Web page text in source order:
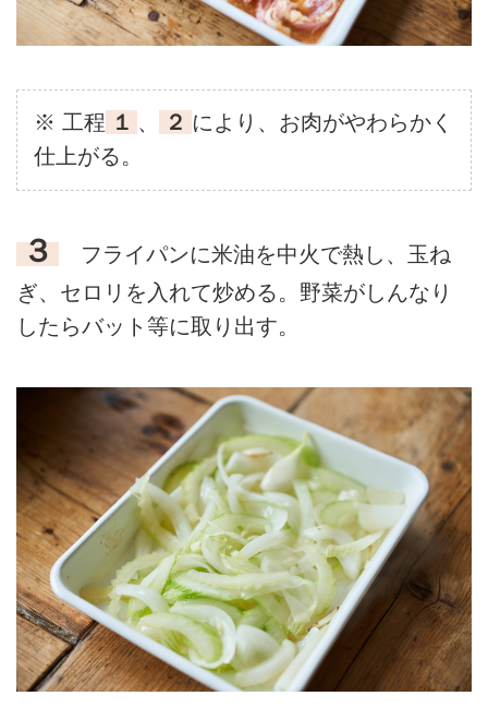
※ 工程 １ 、 ２ により、お肉がやわらかく
仕上がる。
３
フライパンに米油を中火で熱し、玉ね
ぎ、セロリを入れて炒める。野菜がしんなり
したらバット等に取り出す。